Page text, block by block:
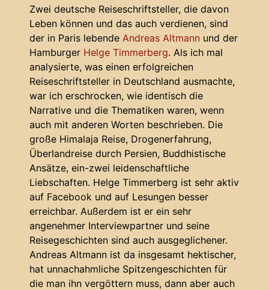
Zwei deutsche Reiseschriftsteller, die davon
Leben können und das auch verdienen, sind
der in Paris lebende Andreas Altmann und der
Hamburger Helge Timmerberg. Als ich mal
analysierte, was einen erfolgreichen
Reiseschriftsteller in Deutschland ausmachte,
war ich erschrocken, wie identisch die
Narrative und die Thematiken waren, wenn
auch mit anderen Worten beschrieben. Die
große Himalaja Reise, Drogenerfahrung,
Überlandreise durch Persien, Buddhistische
Ansätze, ein-zwei leidenschaftliche
Liebschaften. Helge Timmerberg ist sehr aktiv
auf Facebook und auf Lesungen besser
erreichbar. Außerdem ist er ein sehr
angenehmer Interviewpartner und seine
Reisegeschichten sind auch ausgeglichener.
Andreas Altmann ist da insgesamt hektischer,
hat unnachahmliche Spitzengeschichten für
die man ihn vergöttern muss, dann aber auch